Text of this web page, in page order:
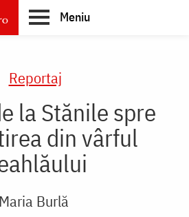
Meniu
Reportaj
la Stănile spre
din vârful
Maria Burlă